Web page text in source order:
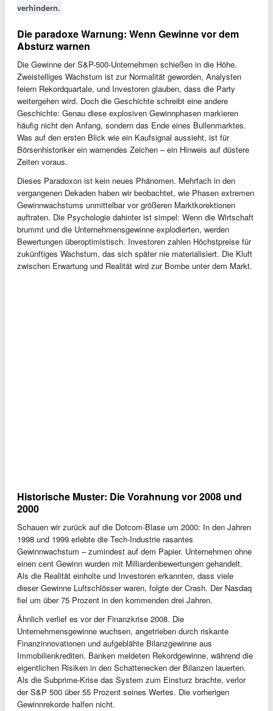
verhindern.
Die paradoxe Warnung: Wenn Gewinne vor dem
Absturz warnen
Die Gewinne der S&P-500-Unternehmen schießen in die Höhe.
Zweistelliges Wachstum ist zur Normalität geworden, Analysten
feiern Rekordquartale, und Investoren glauben, dass die Party
weitergehen wird. Doch die Geschichte schreibt eine andere
Geschichte: Genau diese explosiven Gewinnphasen markieren
häufig nicht den Anfang, sondern das Ende eines Bullenmarktes.
Was auf den ersten Blick wie ein Kaufsignal aussieht, ist für
Börsenhistoriker ein warnendes Zeichen – ein Hinweis auf düstere
Zeiten voraus.
Dieses Paradoxon ist kein neues Phänomen. Mehrfach in den
vergangenen Dekaden haben wir beobachtet, wie Phasen extremen
Gewinnwachstums unmittelbar vor größeren Marktkorektionen
auftraten. Die Psychologie dahinter ist simpel: Wenn die Wirtschaft
brummt und die Unternehmensgewinne explodierten, werden
Bewertungen überoptimistisch. Investoren zahlen Höchstpreise für
zukünftiges Wachstum, das sich später nie materialisiert. Die Kluft
zwischen Erwartung und Realität wird zur Bombe unter dem Markt.
Historische Muster: Die Vorahnung vor 2008 und
2000
Schauen wir zurück auf die Dotcom-Blase um 2000: In den Jahren
1998 und 1999 erlebte die Tech-Industrie rasantes
Gewinnwachstum – zumindest auf dem Papier. Unternehmen ohne
einen cent Gewinn wurden mit Milliardenbewertungen gehandelt.
Als die Realität einholte und Investoren erkannten, dass viele
dieser Gewinne Luftschlösser waren, folgte der Crash. Der Nasdaq
fiel um über 75 Prozent in den kommenden drei Jahren.
Ähnlich verlief es vor der Finanzkrise 2008. Die
Unternehmensgewinne wuchsen, angetrieben durch riskante
Finanzinnovationen und aufgeblähte Bilanzgewinne aus
Immobilienkrediten. Banken meldeten Rekordgewinne, während die
eigentlichen Risiken in den Schattenecken der Bilanzen lauerten.
Als die Subprime-Krise das System zum Einsturz brachte, verlor
der S&P 500 über 55 Prozent seines Wertes. Die vorherigen
Gewinnrekorde halfen nicht.